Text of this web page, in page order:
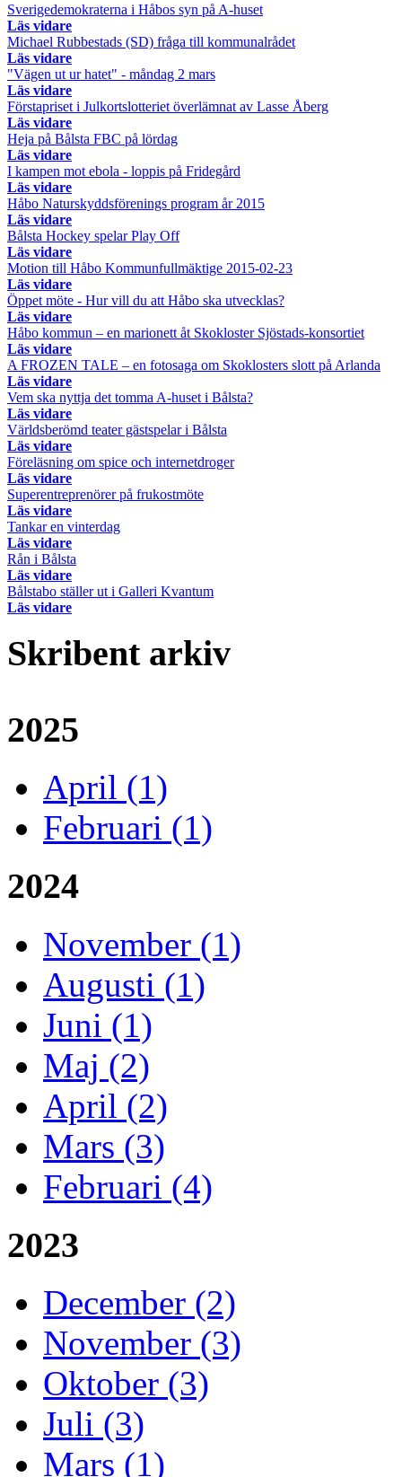
Sverigedemokraterna i Håbos syn på A-huset
Läs vidare
Michael Rubbestads (SD) fråga till kommunalrådet
Läs vidare
"Vägen ut ur hatet" - måndag 2 mars
Läs vidare
Förstapriset i Julkortslotteriet överlämnat av Lasse Åberg
Läs vidare
Heja på Bålsta FBC på lördag
Läs vidare
I kampen mot ebola - loppis på Fridegård
Läs vidare
Håbo Naturskyddsförenings program år 2015
Läs vidare
Bålsta Hockey spelar Play Off
Läs vidare
Motion till Håbo Kommunfullmäktige 2015-02-23
Läs vidare
Öppet möte - Hur vill du att Håbo ska utvecklas?
Läs vidare
Håbo kommun – en marionett åt Skokloster Sjöstads-konsortiet
Läs vidare
A FROZEN TALE – en fotosaga om Skoklosters slott på Arlanda
Läs vidare
Vem ska nyttja det tomma A-huset i Bålsta?
Läs vidare
Världsberömd teater gästspelar i Bålsta
Läs vidare
Föreläsning om spice och internetdroger
Läs vidare
Superentreprenörer på frukostmöte
Läs vidare
Tankar en vinterdag
Läs vidare
Rån i Bålsta
Läs vidare
Bålstabo ställer ut i Galleri Kvantum
Läs vidare
Skribent arkiv
2025
April (1)
Februari (1)
2024
November (1)
Augusti (1)
Juni (1)
Maj (2)
April (2)
Mars (3)
Februari (4)
2023
December (2)
November (3)
Oktober (3)
Juli (3)
Mars (1)